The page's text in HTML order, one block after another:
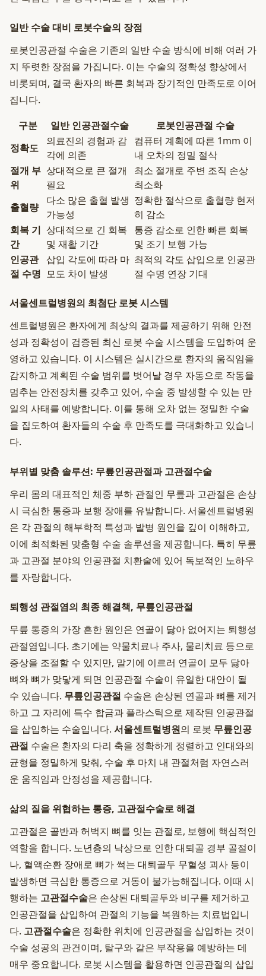
일반 수술 대비 로봇수술의 장점
로봇인공관절 수술은 기존의 일반 수술 방식에 비해 여러 가
지 뚜렷한 장점을 가집니다. 이는 수술의 정확성 향상에서
비롯되며, 결국 환자의 빠른 회복과 장기적인 만족도로 이어
집니다.
구분
일반 인공관절수술
로봇인공관절 수술
정확도
의료진의 경험과 감
각에 의존
컴퓨터 계획에 따른 1mm 이
내 오차의 정밀 절삭
절개 부
위
상대적으로 큰 절개
필요
최소 절개로 주변 조직 손상
최소화
출혈량
다소 많은 출혈 발생
가능성
정확한 절삭으로 출혈량 현저
히 감소
회복 기
간
상대적으로 긴 회복
및 재활 기간
통증 감소로 인한 빠른 회복
및 조기 보행 가능
인공관
절 수명
삽입 각도에 따라 마
모도 차이 발생
최적의 각도 삽입으로 인공관
절 수명 연장 기대
서울센트럴병원의 최첨단 로봇 시스템
센트럴병원은 환자에게 최상의 결과를 제공하기 위해 안전
성과 정확성이 검증된 최신 로봇 수술 시스템을 도입하여 운
영하고 있습니다. 이 시스템은 실시간으로 환자의 움직임을
감지하고 계획된 수술 범위를 벗어날 경우 자동으로 작동을
멈추는 안전장치를 갖추고 있어, 수술 중 발생할 수 있는 만
일의 사태를 예방합니다. 이를 통해 오차 없는 정밀한 수술
을 집도하여 환자들의 수술 후 만족도를 극대화하고 있습니
다.
부위별 맞춤 솔루션: 무릎인공관절과 고관절수술
우리 몸의 대표적인 체중 부하 관절인 무릎과 고관절은 손상
시 극심한 통증과 보행 장애를 유발합니다. 서울센트럴병원
은 각 관절의 해부학적 특성과 발병 원인을 깊이 이해하고,
이에 최적화된 맞춤형 수술 솔루션을 제공합니다. 특히 무릎
과 고관절 분야의 인공관절 치환술에 있어 독보적인 노하우
를 자랑합니다.
퇴행성 관절염의 최종 해결책, 무릎인공관절
무릎 통증의 가장 흔한 원인은 연골이 닳아 없어지는 퇴행성
관절염입니다. 초기에는 약물치료나 주사, 물리치료 등으로
증상을 조절할 수 있지만, 말기에 이르러 연골이 모두 닳아
뼈와 뼈가 맞닿게 되면 인공관절 수술이 유일한 대안이 될
수 있습니다. 무릎인공관절 수술은 손상된 연골과 뼈를 제거
하고 그 자리에 특수 합금과 플라스틱으로 제작된 인공관절
을 삽입하는 수술입니다. 서울센트럴병원의 로봇 무릎인공
관절 수술은 환자의 다리 축을 정확하게 정렬하고 인대와의
균형을 정밀하게 맞춰, 수술 후 마치 내 관절처럼 자연스러
운 움직임과 안정성을 제공합니다.
삶의 질을 위협하는 통증, 고관절수술로 해결
고관절은 골반과 허벅지 뼈를 잇는 관절로, 보행에 핵심적인
역할을 합니다. 노년층의 낙상으로 인한 대퇴골 경부 골절이
나, 혈액순환 장애로 뼈가 썩는 대퇴골두 무혈성 괴사 등이
발생하면 극심한 통증으로 거동이 불가능해집니다. 이때 시
행하는 고관절수술은 손상된 대퇴골두와 비구를 제거하고
인공관절을 삽입하여 관절의 기능을 복원하는 치료법입니
다. 고관절수술은 정확한 위치에 인공관절을 삽입하는 것이
수술 성공의 관건이며, 탈구와 같은 부작용을 예방하는 데
매우 중요합니다. 로봇 시스템을 활용하면 인공관절의 삽입